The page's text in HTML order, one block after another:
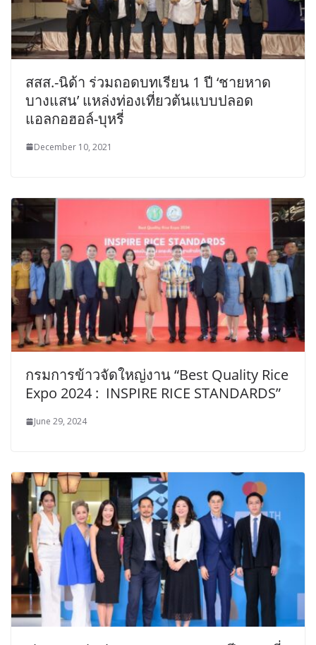
สสส.-นิด้า ร่วมถอดบทเรียน 1 ปี ‘ชายหาด
บางแสน’ แหล่งท่องเที่ยวต้นแบบปลอด
แอลกอฮอล์-บุหรี่
December 10, 2021
กรมการข้าวจัดใหญ่งาน “Best Quality Rice
Expo 2024 : INSPIRE RICE STANDARDS”
June 29, 2024